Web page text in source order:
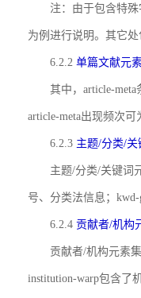
注：由于包含特殊
为例进行说明。其它
6.2.2 单篇文献元
其中，article-
article-meta出现频次可
6.2.3 主题/分类/
主题/分类/关键词
号、分类法信息；
6.2.4 贡献者/机构
贡献者/机构元素
institution-warp包含了